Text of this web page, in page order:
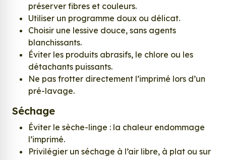
préserver fibres et couleurs.
Utiliser un programme doux ou délicat.
Choisir une lessive douce, sans agents
blanchissants.
Éviter les produits abrasifs, le chlore ou les
détachants puissants.
Ne pas frotter directement l’imprimé lors d’un
pré-lavage.
Séchage
Éviter le sèche-linge : la chaleur endommage
l’imprimé.
Privilégier un séchage à l’air libre, à plat ou sur